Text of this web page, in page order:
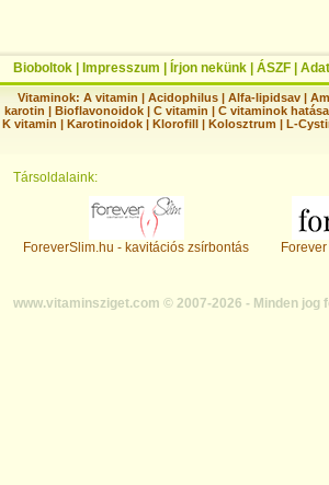
Bioboltok Impresszum Írjon nekünk ÁSZF
Vitaminok: A vitamin |Acidophilus |Alfa-lipidsav |
karotin | Bioflavonoidok | C vitamin | C vitaminok hatása
K vitamin | Karotinoidok | Klorofill | Kolosztrum | L-
Társoldalaink:
ForeverSlim.hu - kavitációs zsírbontás
www.vitaminsziget.com © 2007-2026 - Minden jog